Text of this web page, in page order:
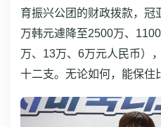
育振兴公团的财政拨款，冠
万韩元遽降至2500万、
万、13万、6万元人民币）
十二支。无论如何，能保住